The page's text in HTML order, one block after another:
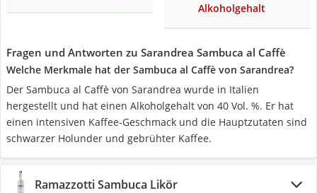
Alkoholgehalt
Fragen und Antworten zu Sarandrea Sambuca al Caffè
Welche Merkmale hat der Sambuca al Caffè von Sarandrea?
Der Sambuca al Caffè von Sarandrea wurde in Italien
hergestellt und hat einen Alkoholgehalt von 40 Vol. %. Er hat
einen intensiven Kaffee-Geschmack und die Hauptzutaten sind
schwarzer Holunder und gebrühter Kaffee.
Ramazzotti Sambuca Likör